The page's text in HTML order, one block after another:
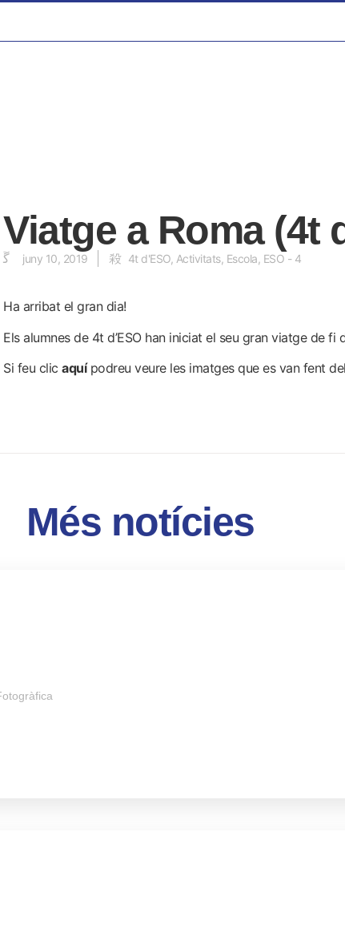
Viatge a Roma (4t
juny 10, 2019 4t d'ESO, Activitats, Escola ESO - 4
Ha arribat el gran dia!
Els alumnes de 4t d’ESO han iniciat el seu gran viatge de fi
Si feu clic aquípodreu veure les imatges que es van fent
Més notícies